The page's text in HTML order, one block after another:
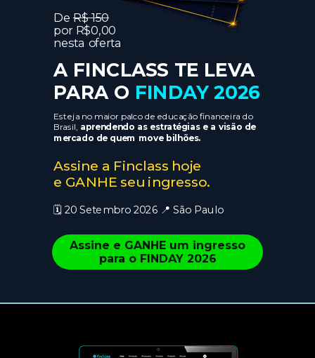
Esteja no maior palco de educação financeira do
Brasil, aprendendo as estratégias e a visão de
mercado de quem move bilhões.
A FINCLASS TE LEVA
PARA O FINDAY 2026
De R$ 150
porR$0,00
nesta oferta
Assine a Finclass hoje
e GANHE seu ingresso.
🗓️ 20 Setembro 2026 📍 São Paulo
Assine e GANHE um ingresso
para o FINDAY 2026